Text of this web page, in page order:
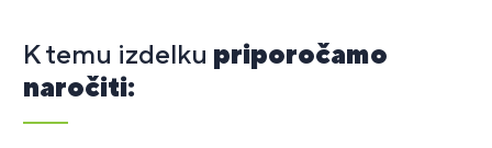
K temu izdelku priporočamo
naročiti: